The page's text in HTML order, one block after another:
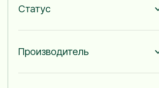
Статус
Производитель